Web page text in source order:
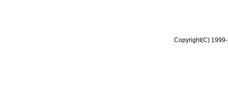
Copyright(C)